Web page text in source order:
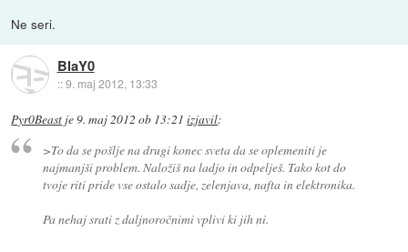
Ne seri.
BlaY0
::9. maj 2012, 13:33
Pyr0Beast je9. maj 2012 ob 13:21 izjavil:
>To da se pošlje na drugi konec sveta da se oplemeniti je
najmanjši problem. Naložiš na ladjo in odpelješ. Tako kot do
tvoje riti pride vse ostalo sadje, zelenjava, nafta in elektronika.
Pa nehaj srati z daljnoročnimi vplivi ki jih ni.